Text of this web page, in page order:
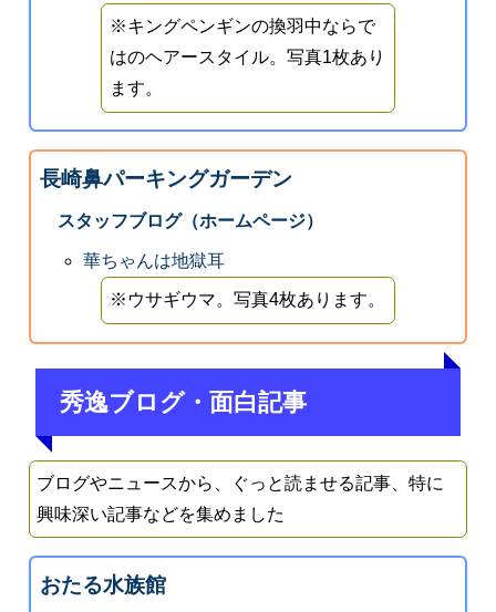
※キングペンギンの換羽中ならで
はのヘアースタイル。写真1枚あり
ます。
長崎鼻パーキングガーデン
スタッフブログ（ホームページ）
華ちゃんは地獄耳
※ウサギウマ。写真4枚あります。
秀逸ブログ・面白記事
ブログやニュースから、ぐっと読ませる記事、特に
興味深い記事などを集めました
おたる水族館